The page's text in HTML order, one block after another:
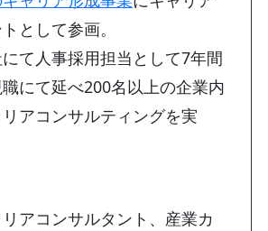
として参画。
て人事採用担当として7年間
にて延べ200名以上の企業内
アコンサルティングを実
アコンサルタント、産業カ